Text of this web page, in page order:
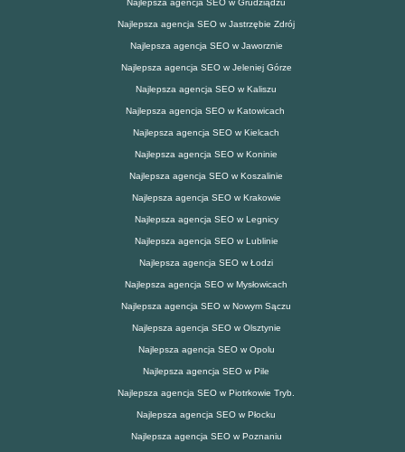
Najlepsza agencja SEO w Grudziądzu
Najlepsza agencja SEO w Jastrzębie Zdrój
Najlepsza agencja SEO w Jaworznie
Najlepsza agencja SEO w Jeleniej Górze
Najlepsza agencja SEO w Kaliszu
Najlepsza agencja SEO w Katowicach
Najlepsza agencja SEO w Kielcach
Najlepsza agencja SEO w Koninie
Najlepsza agencja SEO w Koszalinie
Najlepsza agencja SEO w Krakowie
Najlepsza agencja SEO w Legnicy
Najlepsza agencja SEO w Lublinie
Najlepsza agencja SEO w Łodzi
Najlepsza agencja SEO w Mysłowicach
Najlepsza agencja SEO w Nowym Sączu
Najlepsza agencja SEO w Olsztynie
Najlepsza agencja SEO w Opolu
Najlepsza agencja SEO w Pile
Najlepsza agencja SEO w Piotrkowie Tryb.
Najlepsza agencja SEO w Płocku
Najlepsza agencja SEO w Poznaniu